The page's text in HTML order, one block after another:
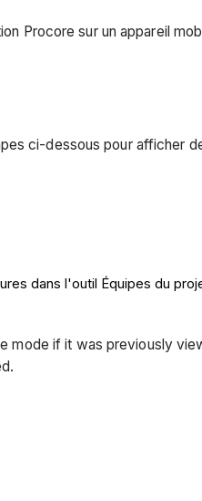
Procore sur un appareil
ci-dessous pour afficher
dans l'outil Équipes du
mode if it was previously